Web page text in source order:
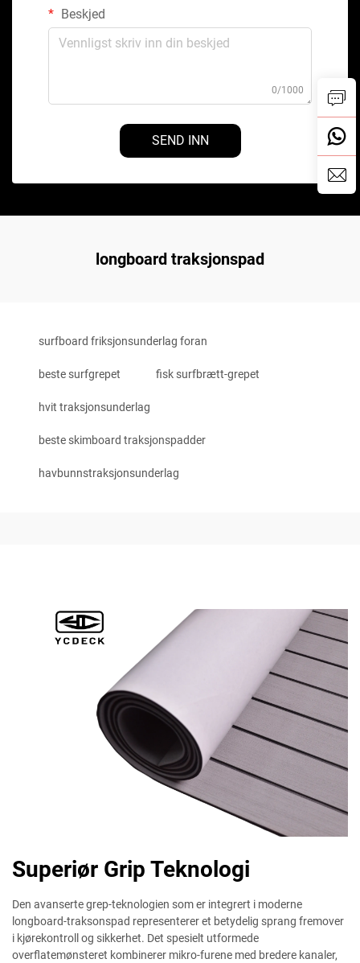
Beskjed
0/1000
SEND INN
longboard traksjonspad
surfboard friksjonsunderlag foran
beste surfgrepet fisk surfbrætt-grepet
hvit traksjonsunderlag
beste skimboard traksjonspadder
havbunnstraksjonsunderlag
Superiør Grip Teknologi
Den avanserte grep-teknologien som er integrert i moderne
longboard-traksonspad representerer et betydelig sprang fremover
i kjørekontroll og sikkerhet. Det spesielt utformede
overflatemønsteret kombinerer mikro-furene med bredere kanaler,